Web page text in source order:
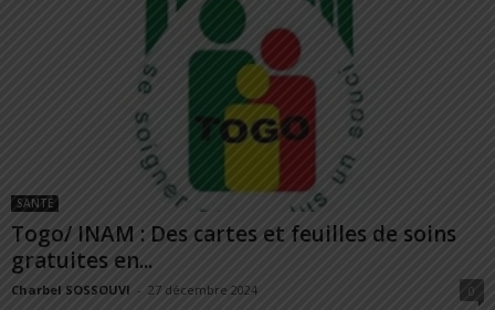
SANTÉ
Togo/ INAM : Des cartes et feuilles de soins
gratuites en...
Charbel SOSSOUVI - 27 décembre 2024
0